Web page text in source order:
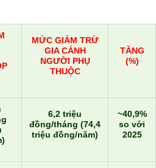
MỨC GIẢM TRỪ
GIA CẢNH
NGƯỜI PHỤ
THUỘC
TĂNG
(%)
6,2 triệu
đồng/tháng (74,4
triệu đồng/năm)
~40,9%
so với
2025